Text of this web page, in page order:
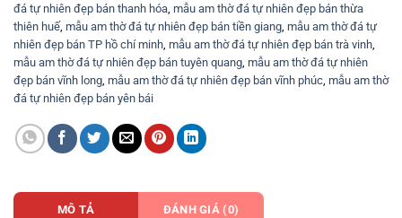
đá tự nhiên đẹp bán thanh hóa, mẫu am thờ đá tự nhiên đẹp bán thừa
thiên huế, mẫu am thờ đá tự nhiên đẹp bán tiền giang, mẫu am thờ đá tự
nhiên đẹp bán TP hồ chí minh, mẫu am thờ đá tự nhiên đẹp bán trà vinh,
mẫu am thờ đá tự nhiên đẹp bán tuyên quang, mẫu am thờ đá tự nhiên
đẹp bán vĩnh long, mẫu am thờ đá tự nhiên đẹp bán vĩnh phúc, mẫu am thờ
đá tự nhiên đẹp bán yên bái
MÔ TẢ ĐÁNH GIÁ (0)